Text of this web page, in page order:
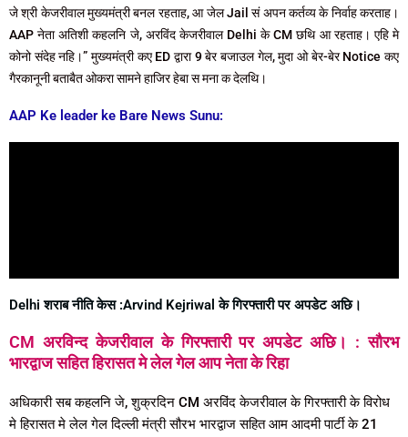
जे श्री केजरीवाल मुख्यमंत्री बनल रहताह, आ जेल Jail सं अपन कर्तव्य के निर्वाह करताह।
AAP नेता अतिशी कहलनि जे, अरविंद केजरीवाल Delhi के CM छथि आ रहताह। एहि मे
कोनो संदेह नहि।” मुख्यमंत्री कए ED द्वारा 9 बेर बजाउल गेल, मुदा ओ बेर-बेर Notice कए
गैरकानूनी बताबैत ओकरा सामने हाजिर हेबा स मना क देलथि।
AAP Ke leader ke Bare News Sunu:
Delhi शराब नीति केस :Arvind Kejriwal के गिरफ्तारी पर अपडेट अछि।
CM अरविन्द केजरीवाल के गिरफ्तारी पर अपडेट अछि। : सौरभ
भारद्वाज सहित हिरासत मे लेल गेल आप नेता के रिहा
अधिकारी सब कहलनि जे, शुक्रदिन CM अरविंद केजरीवाल के गिरफ्तारी के विरोध
मे हिरासत मे लेल गेल दिल्ली मंत्री सौरभ भारद्वाज सहित आम आदमी पार्टी के 21